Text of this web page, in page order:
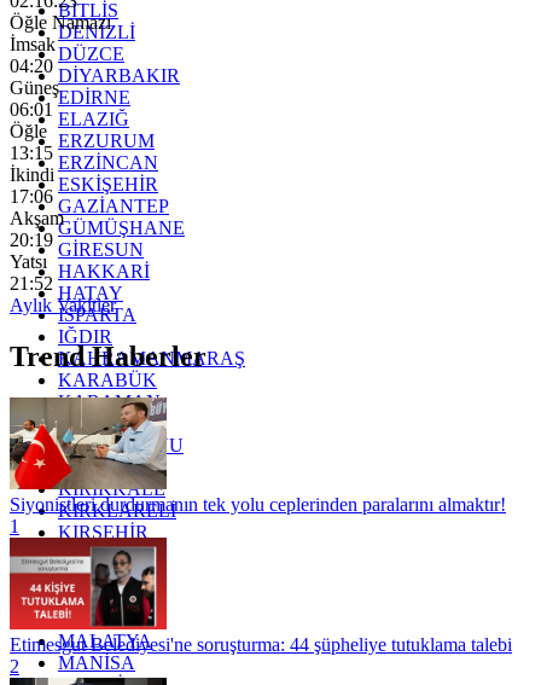
BİTLİS
DENİZLİ
DÜZCE
DİYARBAKIR
EDİRNE
ELAZIĞ
ERZURUM
ERZİNCAN
ESKİŞEHİR
GAZİANTEP
GÜMÜŞHANE
GİRESUN
HAKKARİ
HATAY
ISPARTA
IĞDIR
KAHRAMANMARAŞ
KARABÜK
KARAMAN
KARS
KASTAMONU
KAYSERİ
KIRIKKALE
KIRKLARELİ
KIRŞEHİR
KOCAELİ
KONYA
KÜTAHYA
KİLİS
MALATYA
MANİSA
Öğle Namazı
İmsak
04:20
Güneş
06:01
Öğle
13:15
İkindi
17:06
Akşam
20:19
Yatsı
21:52
Aylık Vakitler
Trend Haberler
Siyonistleri durdurmanın tek yolu ceplerinden paralarını almaktır!
1
Etimesgut Belediyesi'ne soruşturma: 44 şüpheliye tutuklama talebi
2